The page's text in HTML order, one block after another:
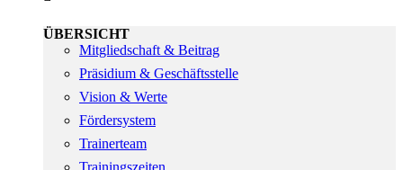
ÜBERSICHT
Mitgliedschaft & Beitrag
Präsidium & Geschäftsstelle
Vision & Werte
Fördersystem
Trainerteam